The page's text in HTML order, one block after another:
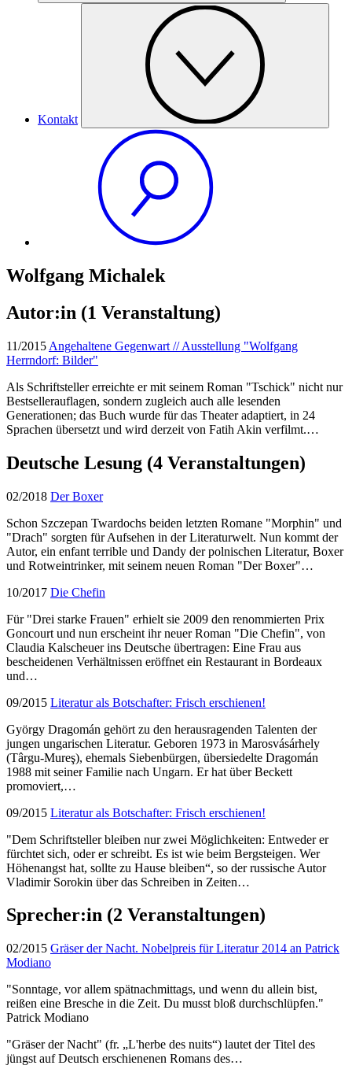
Kontakt
Wolfgang Michalek
Autor:in (1 Veranstaltung)
11/2015 Angehaltene Gegenwart // Ausstellung "Wolfgang
Herrndorf: Bilder"
Als Schriftsteller erreichte er mit seinem Roman "Tschick" nicht nur
Bestsellerauflagen, sondern zugleich auch alle lesenden
Generationen; das Buch wurde für das Theater adaptiert, in 24
Sprachen übersetzt und wird derzeit von Fatih Akin verfilmt.…
Deutsche Lesung (4 Veranstaltungen)
02/2018 Der Boxer
Schon Szczepan Twardochs beiden letzten Romane "Morphin" und
"Drach" sorgten für Aufsehen in der Literaturwelt. Nun kommt der
Autor, ein enfant terrible und Dandy der polnischen Literatur, Boxer
und Rotweintrinker, mit seinem neuen Roman "Der Boxer"…
10/2017 Die Chefin
Für "Drei starke Frauen" erhielt sie 2009 den renommierten Prix
Goncourt und nun erscheint ihr neuer Roman "Die Chefin", von
Claudia Kalscheuer ins Deutsche übertragen: Eine Frau aus
bescheidenen Verhältnissen eröffnet ein Restaurant in Bordeaux
und…
09/2015 Literatur als Botschafter: Frisch erschienen!
György Dragomán gehört zu den herausragenden Talenten der
jungen ungarischen Literatur. Geboren 1973 in Marosvásárhely
(Târgu-Mureş), ehemals Siebenbürgen, übersiedelte Dragomán
1988 mit seiner Familie nach Ungarn. Er hat über Beckett
promoviert,…
09/2015 Literatur als Botschafter: Frisch erschienen!
"Dem Schriftsteller bleiben nur zwei Möglichkeiten: Entweder er
fürchtet sich, oder er schreibt. Es ist wie beim Bergsteigen. Wer
Höhenangst hat, sollte zu Hause bleiben“, so der russische Autor
Vladimir Sorokin über das Schreiben in Zeiten…
Sprecher:in (2 Veranstaltungen)
02/2015 Gräser der Nacht. Nobelpreis für Literatur 2014 an Patrick
Modiano
"Sonntage, vor allem spätnachmittags, und wenn du allein bist,
reißen eine Bresche in die Zeit. Du musst bloß durchschlüpfen."
Patrick Modiano
"Gräser der Nacht" (fr. „L'herbe des nuits“) lautet der Titel des
jüngst auf Deutsch erschienenen Romans des…